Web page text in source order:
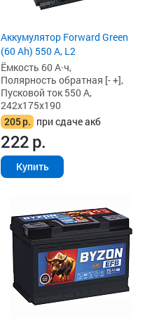
Аккумулятор Forward Green
(60 Ah) 550 А, L2
Ёмкость 60 А·ч,
Полярность обратная [- +],
Пусковой ток 550 А,
242x175x190
205р. при сдаче акб
222р.
Купить